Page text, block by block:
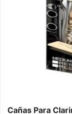
Cañas Para